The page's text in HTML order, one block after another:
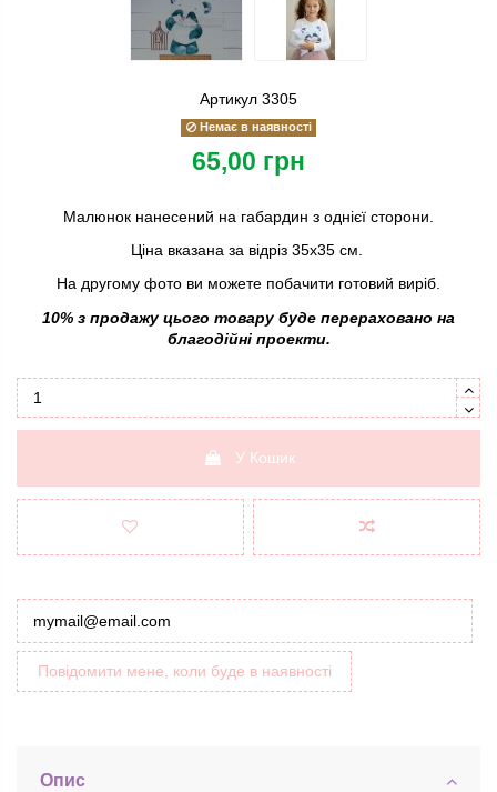
Артикул 3305
Немає в наявності
65,00 грн
Малюнок нанесений на габардин з однієї сторони.
Ціна вказана за відріз 35х35 см.
На другому фото ви можете побачити готовий виріб.
10% з продажу цього товару буде перераховано на
благодійні проекти.
У Кошик
Повідомити мене, коли буде в наявності
Опис